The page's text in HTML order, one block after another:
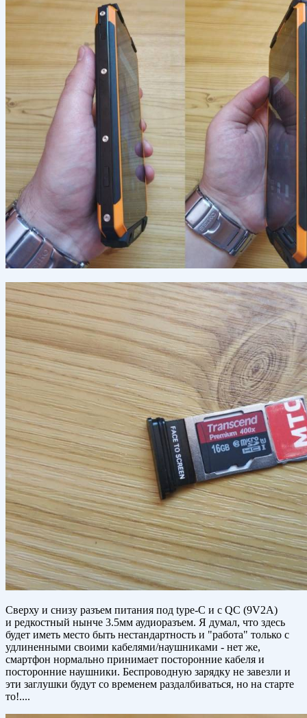
Сверху и снизу разъем питания под type-C и с QC (9V2A)
и редкостный нынче 3.5мм аудиоразъем. Я думал, что здесь
будет иметь место быть нестандартность и "работа" только с
удлиненными своими кабелями/наушниками - нет же,
смартфон нормально принимает посторонние кабеля и
посторонние наушники. Беспроводную зарядку не завезли и
эти заглушки будут со временем раздалбиваться, но на старте
то!....